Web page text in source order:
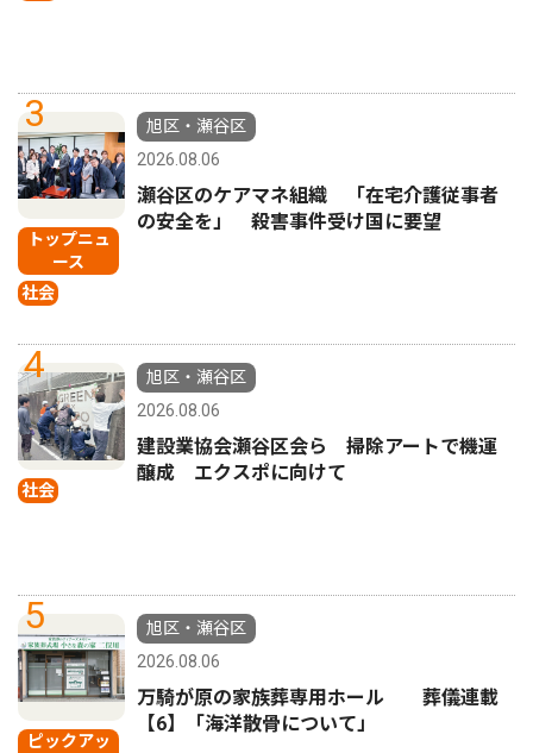
3
トップニュ
ース
社会
旭区・瀬谷区
2026.08.06
瀬谷区のケアマネ組織 「在宅介護従事者
の安全を」 殺害事件受け国に要望
4
社会
旭区・瀬谷区
2026.08.06
建設業協会瀬谷区会ら 掃除アートで機運
醸成 エクスポに向けて
5
ピックアッ
旭区・瀬谷区
2026.08.06
万騎が原の家族葬専用ホール 葬儀連載
【6】「海洋散骨について」